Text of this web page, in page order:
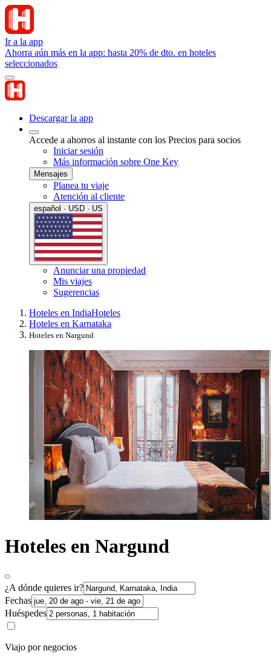
Ir a la app
Ahorra aún más en la app: hasta 20% de dto. en hoteles
seleccionados
Descargar la app
Accede a ahorros al instante con los Precios para socios
Iniciar sesión
Más información sobre One Key
Mensajes
Planea tu viaje
Atención al cliente
español · USD · US
Anunciar una propiedad
Mis viajes
Sugerencias
Hoteles en IndiaHoteles
Hoteles en Karnataka
Hoteles en Nargund
Hoteles en Nargund
¿A dónde quieres ir?
Fechas
Huéspedes
Viajo por negocios